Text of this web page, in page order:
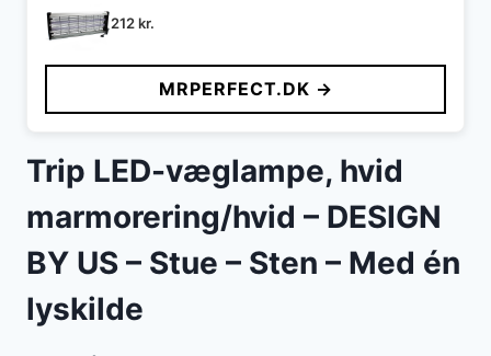
212kr.
MRPERFECT.DK →
Trip LED-væglampe, hvid
marmorering/hvid – DESIGN
BY US – Stue – Sten – Med én
lyskilde